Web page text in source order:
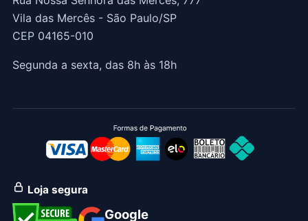
Vila das Mercês - São Paulo/SP
CEP 04165-010
Segunda a sexta, das 8h às 18h
Loja segura
Google